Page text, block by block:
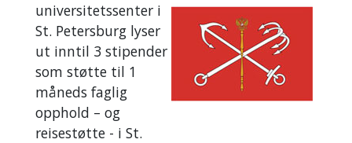
universitetssenter i
St. Petersburg lyser
ut inntil 3 stipender
som støtte til 1
måneds faglig
opphold – og
reisestøtte - i St.